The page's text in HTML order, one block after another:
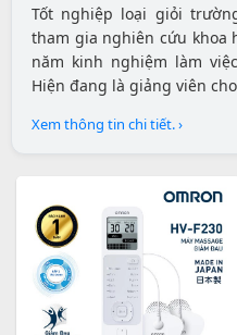
Tốt nghiệp loại giỏi
tham gia nghiên cứu khoa
năm kinh nghiệm làm
Hiện đang là giảng viên
Xem thông tin chi tiết. ›